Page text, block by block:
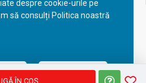
despre cookie-urile pe
să consulți Politica noastră
Configurează
ÎN COŞ